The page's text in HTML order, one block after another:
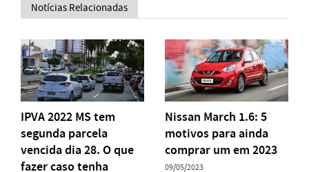
Notícias Relacionadas
IPVA 2022 MS tem
segunda parcela
vencida dia 28. O que
fazer caso tenha
Nissan March 1.6: 5
motivos para ainda
comprar um em 2023
09/05/2023